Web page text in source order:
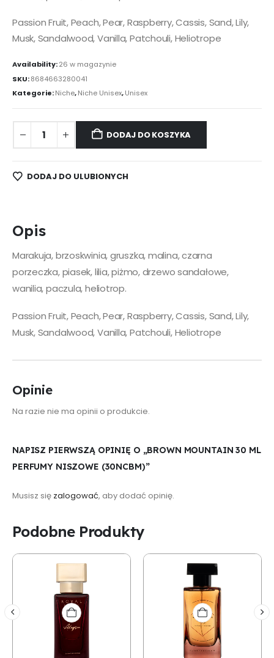
Passion Fruit, Peach, Pear, Raspberry, Cassis, Sand, Lily,
Musk, Sandalwood, Vanilla, Patchouli, Heliotrope
Availability:26 w magazynie
SKU:8684663280041
Kategorie:Niche,Niche Unisex,Unisex
DODAJ DO KOSZYKA
DODAJ DO ULUBIONYCH
Opis
Marakuja, brzoskwinia, gruszka, malina, czarna
porzeczka, piasek, lilia, piżmo, drzewo sandałowe,
wanilia, paczula, heliotrop.
Passion Fruit, Peach, Pear, Raspberry, Cassis, Sand, Lily,
Musk, Sandalwood, Vanilla, Patchouli, Heliotrope
Opinie
Na razie nie ma opinii o produkcie.
NAPISZ PIERWSZĄ OPINIĘ O „BROWN MOUNTAIN 30 ML
PERFUMY NISZOWE (30NCBM)”
Musisz się zalogować, aby dodać opinię.
Podobne Produkty